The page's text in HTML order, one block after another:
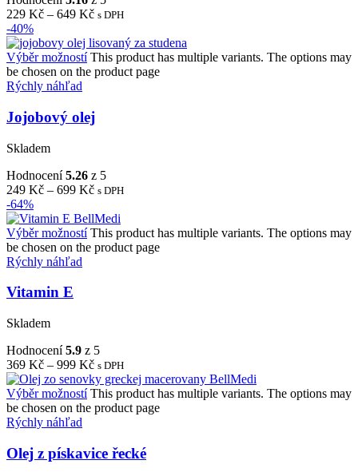
229 Kč – 649 Kč s DPH
-40%
Výběr možností This product has multiple variants. The options may
be chosen on the product page
Rýchly náhľad
Jojobový olej
Skladem
Hodnocení5.26 z 5
249 Kč – 699 Kč s DPH
-64%
Výběr možností This product has multiple variants. The options may
be chosen on the product page
Rýchly náhľad
Vitamin E
Skladem
Hodnocení5.9 z 5
369 Kč – 999 Kč s DPH
Výběr možností This product has multiple variants. The options may
be chosen on the product page
Rýchly náhľad
Olej z pískavice řecké